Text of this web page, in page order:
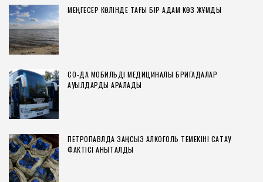
МЕҢГЕСЕР КӨЛІНДЕ ТАҒЫ БІР АДАМ КӨЗ ЖҰМДЫ
СҚО-ДА МОБИЛЬДІ МЕДИЦИНАЛЫҚ БРИГАДАЛАР
АУЫЛДАРДЫ АРАЛАДЫ
ПЕТРОПАВЛДА ЗАҢСЫЗ АЛКОГОЛЬ ТЕМЕКІНІ САҚТАУ
ФАКТІСІ АНЫҚТАЛДЫ